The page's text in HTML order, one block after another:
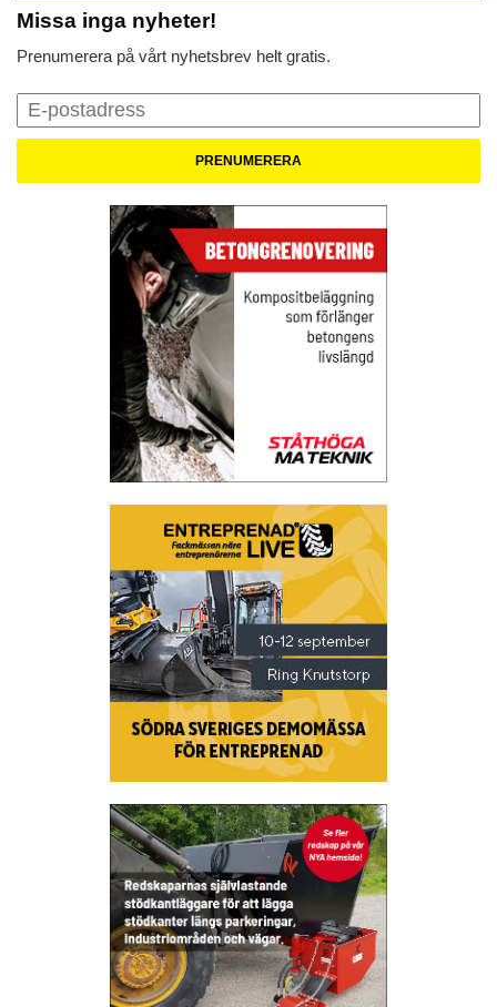
Missa inga nyheter!
Prenumerera på vårt nyhetsbrev helt gratis.